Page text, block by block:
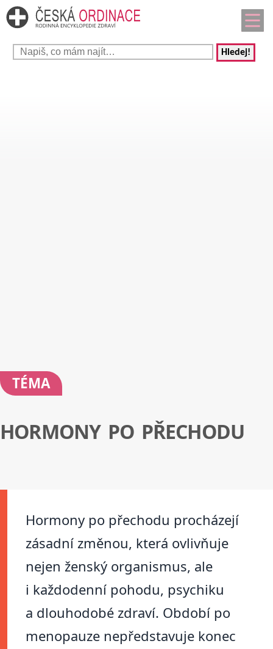
Hledej!
TÉMA
HORMONY PO PŘECHODU
Hormony po přechodu procházejí
zásadní změnou, která ovlivňuje
nejen ženský organismus, ale
i každodenní pohodu, psychiku
a dlouhodobé zdraví. Období po
menopauze nepředstavuje konec